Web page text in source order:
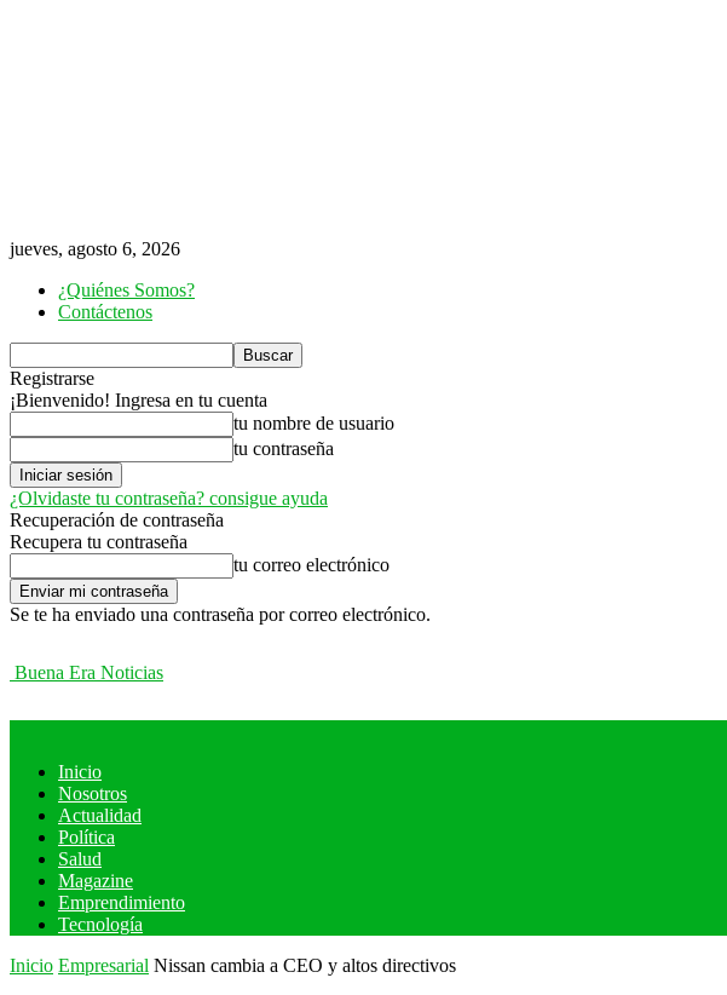
jueves, agosto 6, 2026
¿Quiénes Somos?
Contáctenos
Registrarse
¡Bienvenido! Ingresa en tu cuenta
tu nombre de usuario
tu contraseña
¿Olvidaste tu contraseña? consigue ayuda
Recuperación de contraseña
Recupera tu contraseña
tu correo electrónico
Se te ha enviado una contraseña por correo electrónico.
Buena Era Noticias
Inicio
Nosotros
Actualidad
Política
Salud
Magazine
Emprendimiento
Tecnología
Inicio Empresarial Nissan cambia a CEO y altos directivos